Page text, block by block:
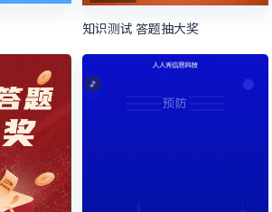
知识测试 答题抽大奖